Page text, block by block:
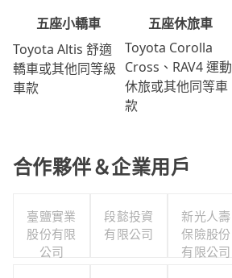
五座小轎車
Toyota Altis 舒適
轎車或其他同等級
車款
五座休旅車
Toyota Corolla
Cross、RAV4 運動
休旅或其他同等車
款
合作夥伴＆企業用戶
臺鹽實業
股份有限
公司
段懿投資
有限公司
新光人壽
保險股份
有限公司